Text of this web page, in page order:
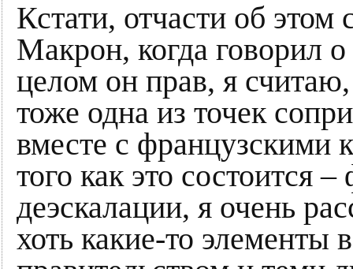
Кстати, отчасти об этом
Макрон, когда говорил
целом он прав, я
тоже одна из точек
вместе с французскими
того как это состоится
деэскалации, я очень
хоть какие-то элементы